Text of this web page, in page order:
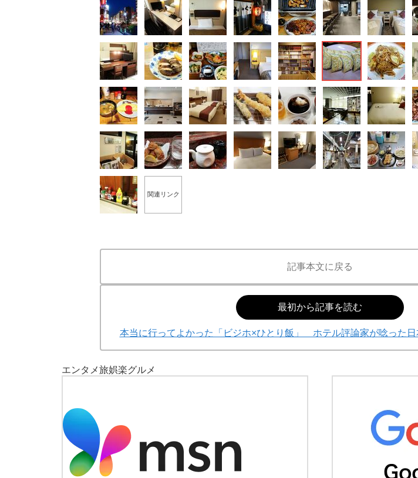
関連リンク
記事本文に戻る
最初から記事を読む
本当に行ってよかった「ビジホ×ひとり飯」 ホテル評論家が唸った日
エンタメ旅娯楽グルメ